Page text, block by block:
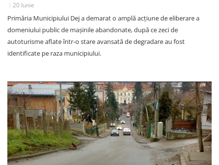
20 Iunie
Primăria Municipiului Dej a demarat o amplă acțiune de eliberare a
domeniului public de mașinile abandonate, după ce zeci de
autoturisme aflate într-o stare avansată de degradare au fost
identificate pe raza municipiului.